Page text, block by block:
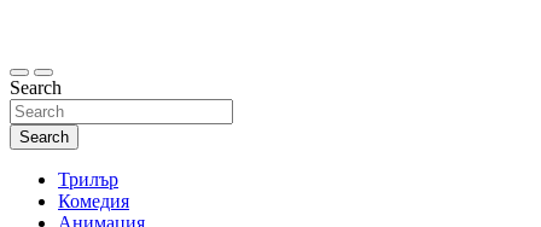
Search
Search
Трилър
Комедия
Анимация